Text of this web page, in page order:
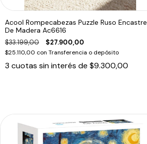
Acool Rompecabezas Puzzle Ruso Encastre
De Madera Ac6616
$33.199,00 $27.900,00
$25.110,00 con Transferencia o depósito
3 cuotas sin interés de $9.300,00